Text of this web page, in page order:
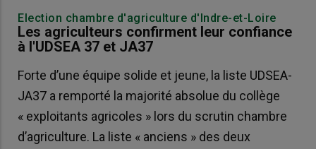
Election chambre d'agriculture d'Indre-et-Loire
Les agriculteurs confirment leur confiance
à l'UDSEA 37 et JA37
Forte d’une équipe solide et jeune, la liste UDSEA-
JA37 a remporté la majorité absolue du collège
« exploitants agricoles » lors du scrutin chambre
d’agriculture. La liste « anciens » des deux